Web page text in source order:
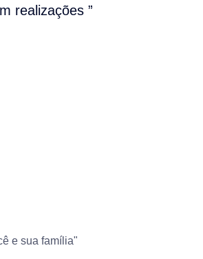
realizações ”
e sua família"